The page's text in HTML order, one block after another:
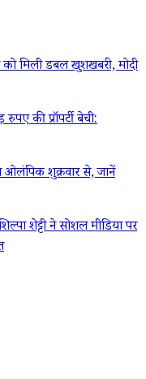
मिली डबल खुशखबरी, मोदी
की प्रॉपर्टी बेची:
शुक्रवार से, जानें
शेट्टी ने सोशल मीडिया पर